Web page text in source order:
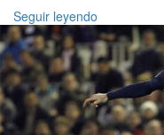
Seguir leyendo